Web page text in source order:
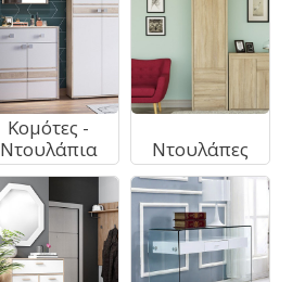
Κομότες -
Ντουλάπια
Ντουλάπες